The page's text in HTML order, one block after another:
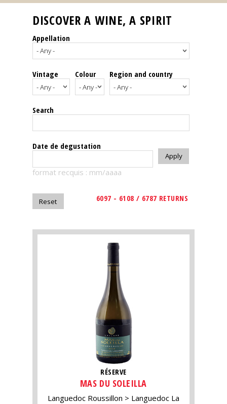
Our
events
Spirits
Tasting
reviews
The
magazine
Magazine
DISCOVER A WINE, A SPIRIT
Appellation
Vintage Colour Region and country
Search
Date de degustation
format recquis : mm/aaaa
6097 - 6108 / 6787 RETURNS
RÉSERVE
MAS DU SOLEILLA
Languedoc Roussillon
Languedoc La